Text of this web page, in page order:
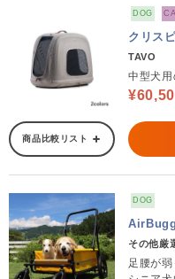
DOG
クリス
TAVO
中型犬用
商品比較リスト
DOG
その他厳
足腰が